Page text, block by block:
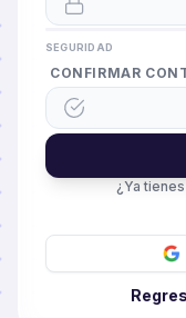
SEGURIDAD
CONFIRMAR
¿Ya